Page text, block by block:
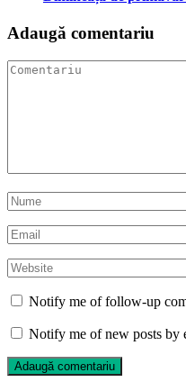
Adaugă comentariu
Notify me of follow-up
Notify me of new posts by